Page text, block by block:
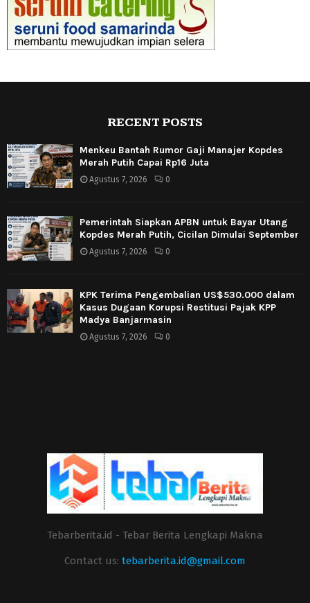
RECENT POSTS
Menkeu Bantah Rumor Gaji Manajer Kopdes
Merah Putih Capai Rp16 Juta
Agustus 7, 2026 0
Pemerintah Siapkan APBN untuk Bayar Utang
Kopdes Merah Putih, Cicilan Dimulai September
Agustus 7, 2026 0
KPK Terima Pengembalian US$530.000 dalam
Kasus Dugaan Korupsi Restitusi Pajak KPP
Madya Banjarmasin
Agustus 7, 2026 0
Tebarberita.id - Tebar Berita Lengkapi Makna
Contact us: tebarberita.id@gmail.com